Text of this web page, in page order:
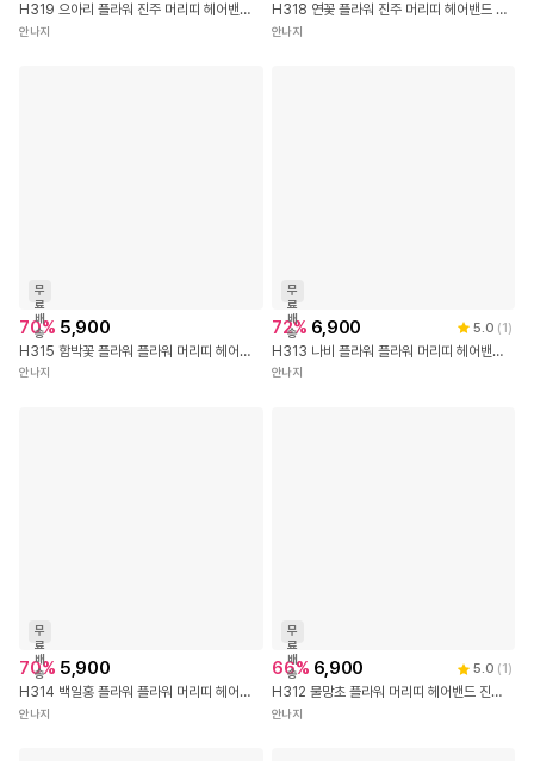
H319 으아리 플라워 진주 머리띠 헤어밴드 머리핀 헤어핀 집게핀 꽃 브로치 코사지 셀프 웨딩 아이 여아 공주 돌 엄마 선물 커플 머리띠 헤어 밴드
안나지
H318 연꽃 플라워 진주 머리띠 헤어밴드 머리핀 헤어핀 집게핀 꽃 브로치 코사지 셀프 웨딩 아이 여아 공주 돌 엄마 선물 커플 머리띠 헤어 밴드
안나지
무
료
배
송
70% 5,900
H315 함박꽃 플라워 플라워 머리띠 헤어밴드 진주 큐빅 꽃 초커 목걸이 셀프 웨딩 돌 아이 여아 공주 엄마 선물 커플 머리띠 헤어 밴드
안나지
무
료
배
송
72% 6,900 5.0 (1)
H313 나비 플라워 플라워 머리띠 헤어밴드 진주 큐빅 꽃 초커 목걸이 셀프 웨딩 돌 아이 여아 공주 엄마 선물 커플 머리띠 헤어 밴드
안나지
무
료
배
송
70% 5,900
H314 백일홍 플라워 플라워 머리띠 헤어밴드 진주 큐빅 꽃 초커 목걸이 셀프 웨딩 돌 아이 여아 공주 엄마 선물 커플 머리띠 헤어 밴드
안나지
무
료
배
송
66% 6,900 5.0 (1 )
H312 물망초 플라워 머리띠 헤어밴드 진주 꽃 초커 목걸이 셀프 웨딩 돌 아이 여아 공주 엄마 선물 커플 머리띠 헤어 밴드
안나지